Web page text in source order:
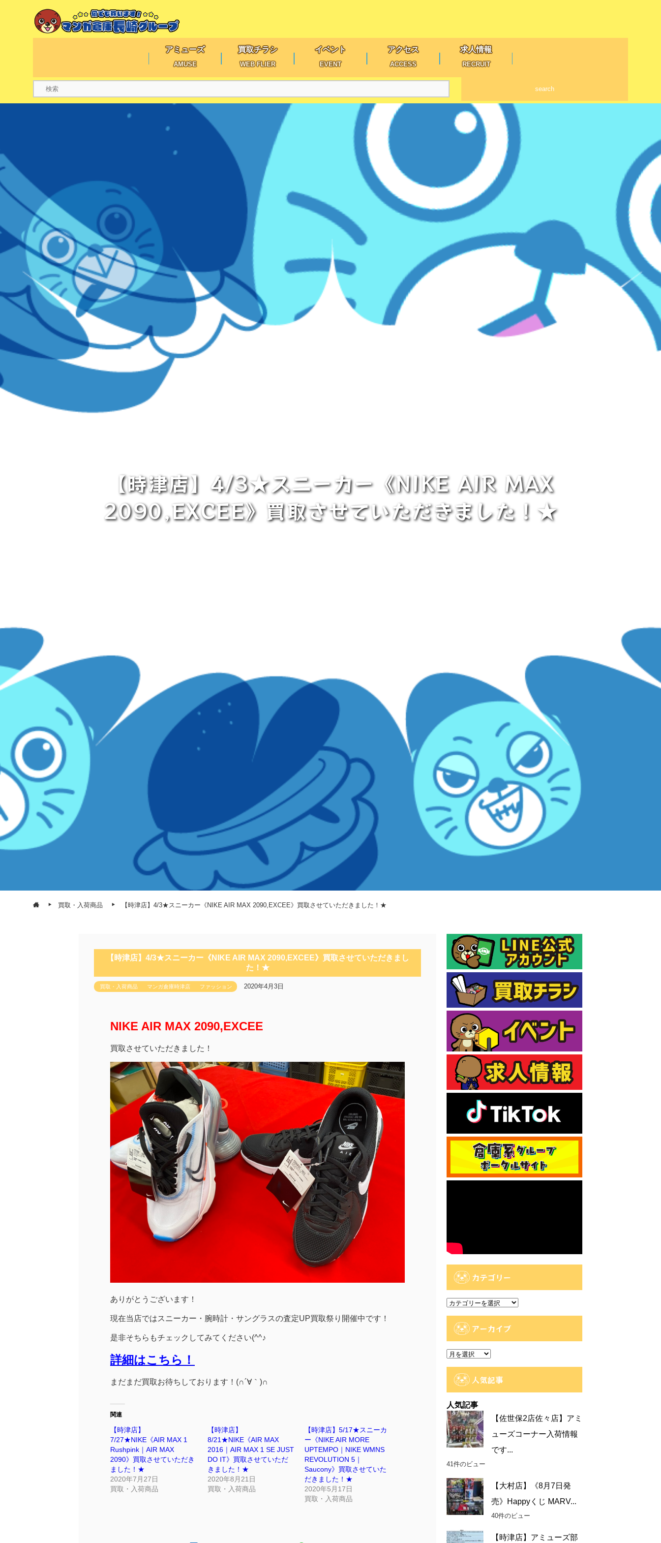
アミューズ
AMUSE
買取チラシ
WEB FLIER
イベント
EVENT
アクセス
ACCESS
求人情報
RECRUIT
search
【時津店】4/3★スニーカー《NIKE AIR MAX
2090,EXCEE》買取させていただきました！★
買取・入荷商品 【時津店】4/3★スニーカー《NIKE AIR MAX 2090,EXCEE》買取させていただきました！★
【時津店】4/3★スニーカー《NIKE AIR MAX 2090,EXCEE》買取させていただきまし
た！★
買取・入荷商品 マンガ倉庫時津店 ファッション 2020年4月3日
NIKE AIR MAX 2090,EXCEE
買取させていただきました！
ありがとうございます！
現在当店ではスニーカー・腕時計・サングラスの査定UP買取祭り開催中です！
是非そちらもチェックしてみてください(^^♪
詳細はこちら！
まだまだ買取お待ちしております！(∩´∀｀)∩
関連
【時津店】
7/27★NIKE《AIR MAX 1
Rushpink｜AIR MAX
2090》買取させていただき
ました！★
2020年7月27日
買取・入荷商品
【時津店】
8/21★NIKE《AIR MAX
2016｜AIR MAX 1 SE JUST
DO IT》買取させていただ
きました！★
2020年8月21日
買取・入荷商品
【時津店】5/17★スニーカ
ー《NIKE AIR MORE
UPTEMPO｜NIKE WMNS
REVOLUTION 5｜
Saucony》買取させていた
だきました！★
2020年5月17日
買取・入荷商品
カテゴリー
カ
アーカイブ
ア
人気記事
人気記事
【佐世保2店佐々店】アミ
ューズコーナー入荷情報
です...
41件のビュー
【大村店】《8月7日発
売》Happyくじ MARV...
40件のビュー
【時津店】アミューズ部